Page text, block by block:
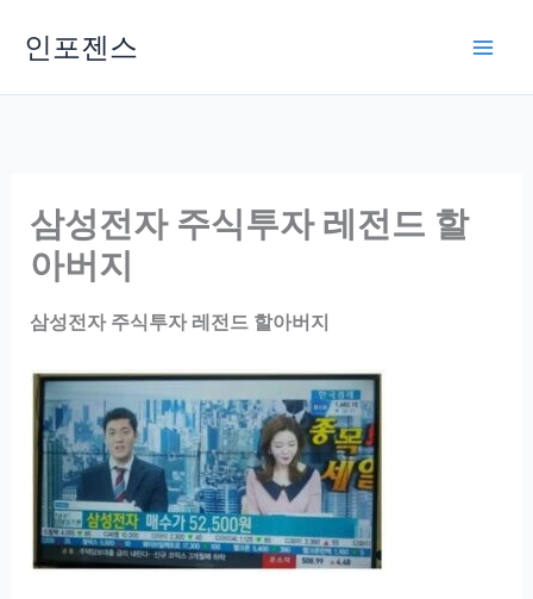
인포젠스
삼성전자 주식투자 레전드 할
아버지
삼성전자 주식투자 레전드 할아버지